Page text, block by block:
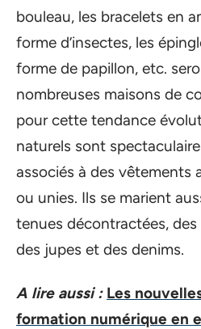
bouleau, les bracelets en
forme d’insectes, les
forme de papillon, etc.
nombreuses maisons de
pour cette tendance
naturels sont
associés à des vêtements
ou unies. Ils se marient
tenues décontractées,
des jupes et des denims.
A lire aussi : Les
formation numérique en